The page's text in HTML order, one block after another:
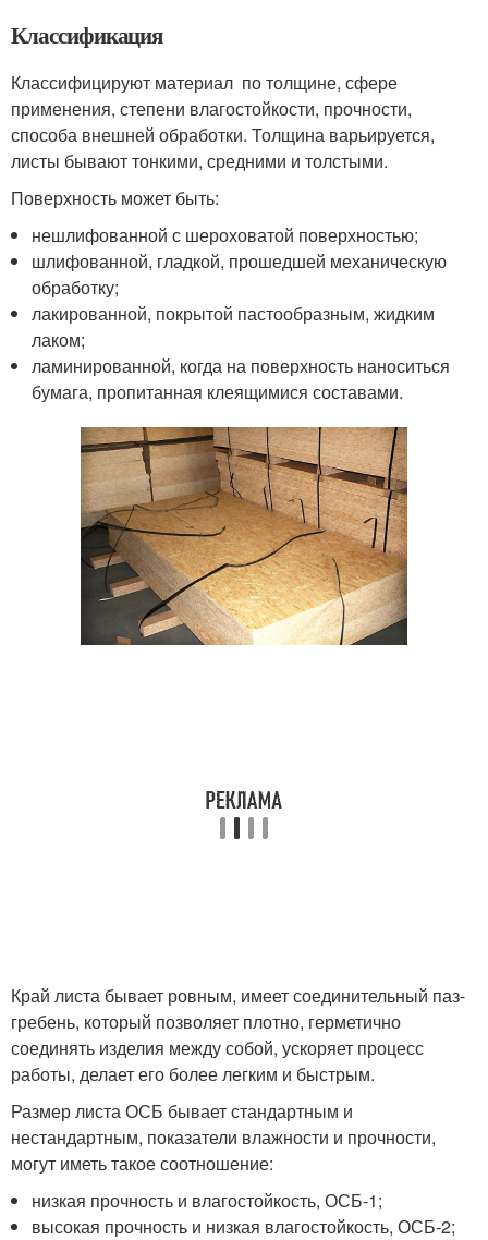
Классификация
Классифицируют материал по толщине, сфере
применения, степени влагостойкости, прочности,
способа внешней обработки. Толщина варьируется,
листы бывают тонкими, средними и толстыми.
Поверхность может быть:
нешлифованной с шероховатой поверхностью;
шлифованной, гладкой, прошедшей механическую
обработку;
лакированной, покрытой пастообразным, жидким
лаком;
ламинированной, когда на поверхность наноситься
бумага, пропитанная клеящимися составами.
Край листа бывает ровным, имеет соединительный паз-
гребень, который позволяет плотно, герметично
соединять изделия между собой, ускоряет процесс
работы, делает его более легким и быстрым.
Размер листа ОСБ бывает стандартным и
нестандартным, показатели влажности и прочности,
могут иметь такое соотношение:
низкая прочность и влагостойкость, ОСБ-1;
высокая прочность и низкая влагостойкость, ОСБ-2;